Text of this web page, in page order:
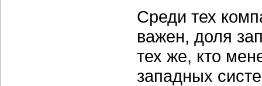
Среди тех
важен, доля
тех же, кто
западных